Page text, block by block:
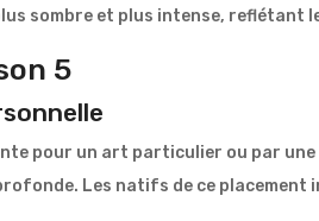
sombre et plus intense, reflétant
5
pour un art particulier ou par
Les natifs de ce